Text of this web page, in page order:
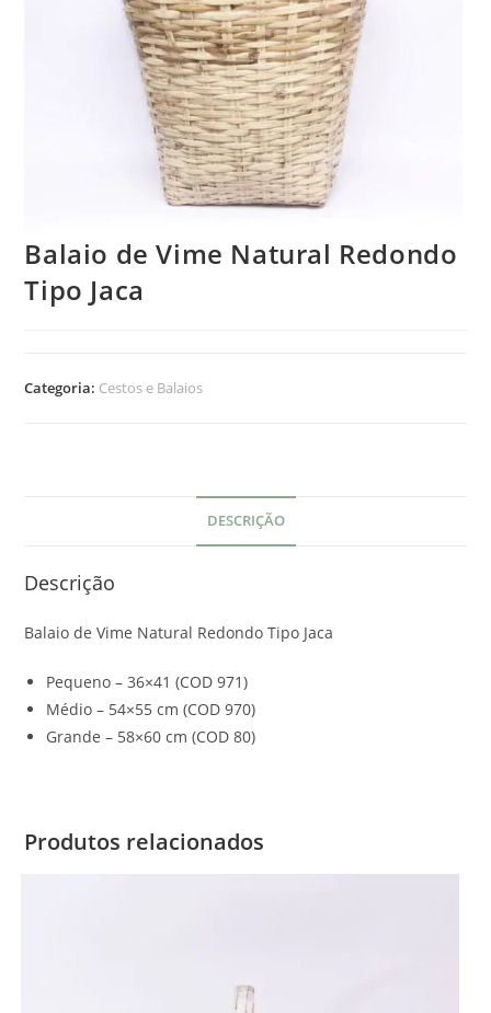
Balaio de Vime Natural Redondo
Tipo Jaca
Categoria: Cestos e Balaios
DESCRIÇÃO
Descrição
Balaio de Vime Natural Redondo Tipo Jaca
Pequeno – 36×41 (COD 971)
Médio – 54×55 cm (COD 970)
Grande – 58×60 cm (COD 80)
Produtos relacionados